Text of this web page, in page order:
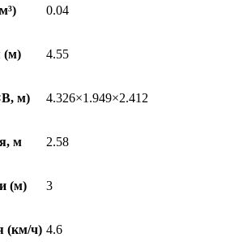
0.04
(м) 4.55
м) 4.326×1.949×2.412
м 2.58
(м) 3
(км/ч) 4.6